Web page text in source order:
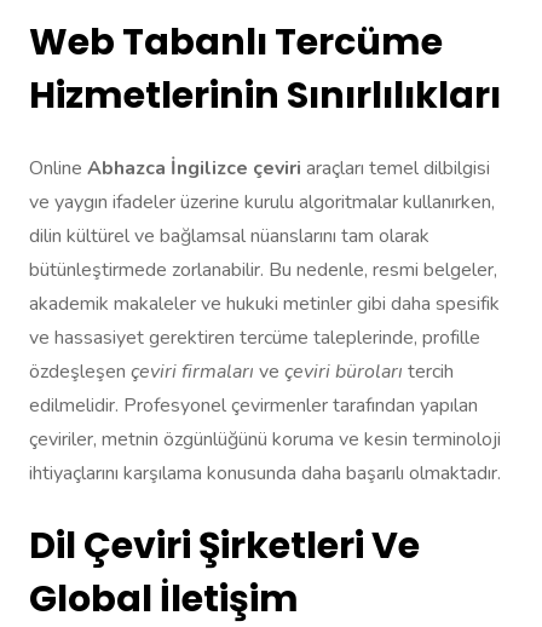
Web Tabanlı Tercüme
Hizmetlerinin Sınırlılıkları
Online Abhazca İngilizce çeviri araçları temel dilbilgisi
ve yaygın ifadeler üzerine kurulu algoritmalar kullanırken,
dilin kültürel ve bağlamsal nüanslarını tam olarak
bütünleştirmede zorlanabilir. Bu nedenle, resmi belgeler,
akademik makaleler ve hukuki metinler gibi daha spesifik
ve hassasiyet gerektiren tercüme taleplerinde, profille
özdeşleşen çeviri firmaları ve çeviri büroları tercih
edilmelidir. Profesyonel çevirmenler tarafından yapılan
çeviriler, metnin özgünlüğünü koruma ve kesin terminoloji
ihtiyaçlarını karşılama konusunda daha başarılı olmaktadır.
Dil Çeviri Şirketleri Ve
Global İletişim